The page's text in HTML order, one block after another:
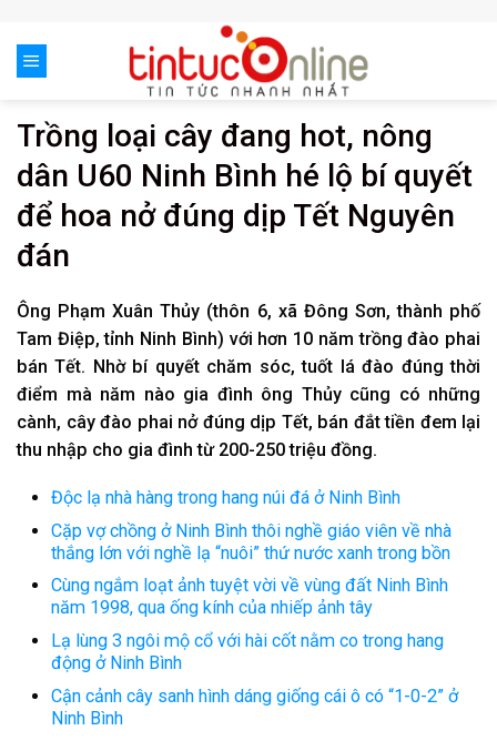
content
Trồng loại cây đang hot, nông
dân U60 Ninh Bình hé lộ bí quyết
để hoa nở đúng dịp Tết Nguyên
đán
Ông Phạm Xuân Thủy (thôn 6, xã Đông Sơn, thành phố
Tam Điệp, tỉnh Ninh Bình) với hơn 10 năm trồng đào phai
bán Tết. Nhờ bí quyết chăm sóc, tuốt lá đào đúng thời
điểm mà năm nào gia đình ông Thủy cũng có những
cành, cây đào phai nở đúng dịp Tết, bán đắt tiền đem lại
thu nhập cho gia đình từ 200-250 triệu đồng.
Độc lạ nhà hàng trong hang núi đá ở Ninh Bình
Cặp vợ chồng ở Ninh Bình thôi nghề giáo viên về nhà
thắng lớn với nghề lạ “nuôi” thứ nước xanh trong bồn
Cùng ngắm loạt ảnh tuyệt vời về vùng đất Ninh Bình
năm 1998, qua ống kính của nhiếp ảnh tây
Lạ lùng 3 ngôi mộ cổ với hài cốt nằm co trong hang
động ở Ninh Bình
Cận cảnh cây sanh hình dáng giống cái ô có “1-0-2” ở
Ninh Bình